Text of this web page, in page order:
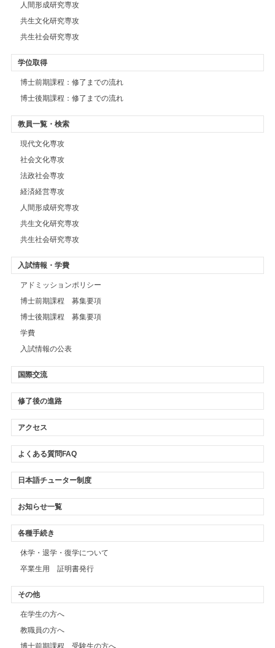
人間形成研究専攻
共生文化研究専攻
共生社会研究専攻
学位取得
博士前期課程：修了までの流れ
博士後期課程：修了までの流れ
教員一覧・検索
現代文化専攻
社会文化専攻
法政社会専攻
経済経営専攻
人間形成研究専攻
共生文化研究専攻
共生社会研究専攻
入試情報・学費
アドミッションポリシー
博士前期課程 募集要項
博士後期課程 募集要項
学費
入試情報の公表
国際交流
修了後の進路
アクセス
よくある質問FAQ
日本語チューター制度
お知らせ一覧
各種手続き
休学・退学・復学について
卒業生用 証明書発行
その他
在学生の方へ
教職員の方へ
博士前期課程 受験生の方へ